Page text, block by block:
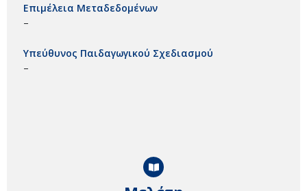
Επιμέλεια Μεταδεδομένων
–
Υπεύθυνος Παιδαγωγικού Σχεδιασμού
–